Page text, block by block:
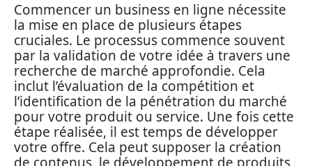
Commencer un business en ligne nécessite
la mise en place de plusieurs étapes
cruciales. Le processus commence souvent
par la validation de votre idée à travers une
recherche de marché approfondie. Cela
inclut l’évaluation de la compétition et
l’identification de la pénétration du marché
pour votre produit ou service. Une fois cette
étape réalisée, il est temps de développer
votre offre. Cela peut supposer la création